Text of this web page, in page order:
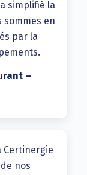
simplifié la
sommes en
par la
–
Certinergie
nos